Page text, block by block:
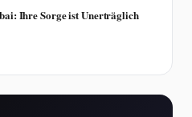
Ihre Sorge ist Unerträglich